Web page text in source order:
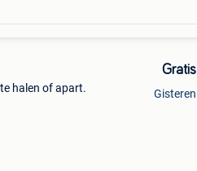
halen of apart.
Gratis
Gisteren